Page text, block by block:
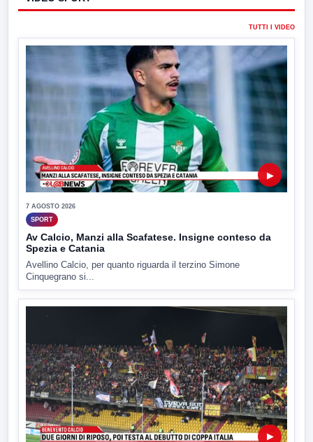
TUTTI I VIDEO
▶
7 AGOSTO 2026
SPORT
Av Calcio, Manzi alla Scafatese. Insigne conteso da
Spezia e Catania
Avellino Calcio, per quanto riguarda il terzino Simone
Cinquegrano si...
▶